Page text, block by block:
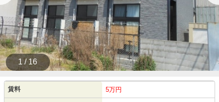
1 / 16
賃料 5万円